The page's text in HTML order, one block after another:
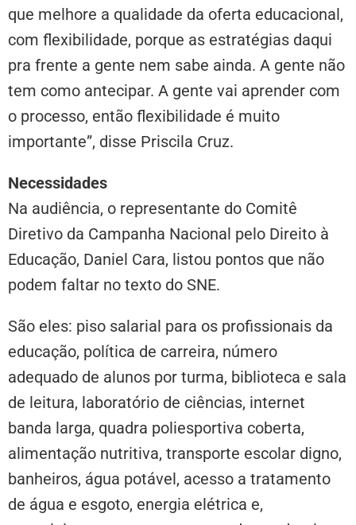
que melhore a qualidade da oferta educacional,
com flexibilidade, porque as estratégias daqui
pra frente a gente nem sabe ainda. A gente não
tem como antecipar. A gente vai aprender com
o processo, então flexibilidade é muito
importante”, disse Priscila Cruz.
Necessidades
Na audiência, o representante do Comitê
Diretivo da Campanha Nacional pelo Direito à
Educação, Daniel Cara, listou pontos que não
podem faltar no texto do SNE.
São eles: piso salarial para os profissionais da
educação, política de carreira, número
adequado de alunos por turma, biblioteca e sala
de leitura, laboratório de ciências, internet
banda larga, quadra poliesportiva coberta,
alimentação nutritiva, transporte escolar digno,
banheiros, água potável, acesso a tratamento
de água e esgoto, energia elétrica e,